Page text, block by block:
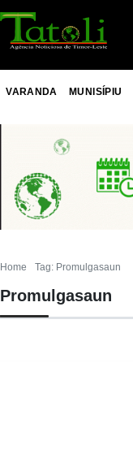
VARANDA MUNISÍPIU
Home Tag: Promulgasaun
Promulgasaun